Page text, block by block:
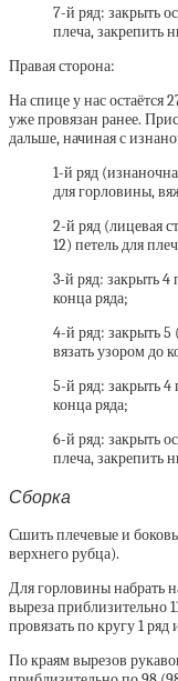
7-й ряд: закрыть
плеча, закрепить
Правая сторона:
На спице у нас остаётся
уже провязан ранее.
дальше, начиная с
1-й ряд
для горловины,
2-й ряд (лицевая
12) петель для
3-й ряд: закрыть 4
конца ряда;
4-й ряд: закрыть 5
вязать узором до
5-й ряд: закрыть 4
конца ряда;
6-й ряд: закрыть
плеча, закрепить
Сборка
Сшить плечевые и
верхнего рубца).
Для горловины набрать
выреза приблизительно
провязать по кругу 1
По краям вырезов